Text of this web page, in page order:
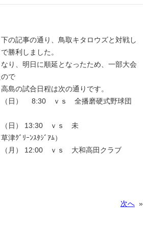
の記事の通り、鳥取キタロウズと対戦し
勝利しました。
り、明日に順延となったため、一部大会
で
島の試合日程は次の通りです。
日） 8:30 ｖｓ 全播磨硬式野球団
日） 13:30 ｖｓ 未
ｽﾀｼﾞｱﾑ）
月） 12:00 ｖｓ 大和高田クラブ
次へ »